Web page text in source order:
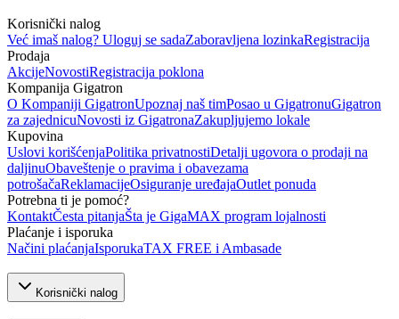
Korisnički nalog
Već imaš nalog? Uloguj se sadaZaboravljena lozinkaRegistracija
Prodaja
AkcijeNovostiRegistracija poklona
Kompanija Gigatron
O Kompaniji GigatronUpoznaj naš timPosao u GigatronuGigatron
za zajednicuNovosti iz GigatronaZakupljujemo lokale
Kupovina
Uslovi korišćenjaPolitika privatnostiDetalji ugovora o prodaji na
daljinuObaveštenje o pravima i obavezama
potrošačaReklamacijeOsiguranje uređajaOutlet ponuda
Potrebna ti je pomoć?
KontaktČesta pitanjaŠta je GigaMAX program lojalnosti
Plaćanje i isporuka
Načini plaćanjaIsporukaTAX FREE i Ambasade
Korisnički nalog